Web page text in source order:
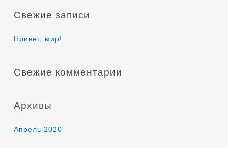
с
Свежие записи
Привет, мир!
Свежие комментарии
Архивы
Апрель 2020